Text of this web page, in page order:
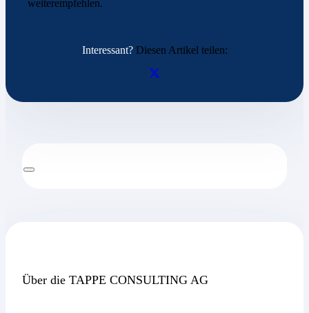
weiterempfehlen.
Interessant?Diesen Artikel teilen:
Über die TAPPE CONSULTING AG